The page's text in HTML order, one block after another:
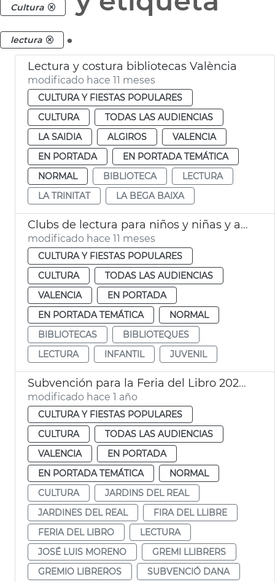
Cultura
lectura .
Lectura y costura bibliotecas València
modificado hace 11 meses
CULTURA Y FIESTAS POPULARES
CULTURA
TODAS LAS AUDIENCIAS
LA SAIDIA
ALGIROS
VALENCIA
EN PORTADA
EN PORTADA TEMÁTICA
NORMAL
BIBLIOTECA
LECTURA
LA TRINITAT
LA BEGA BAIXA
Clubs de lectura para niños y niñas y adolescentes València
modificado hace 11 meses
CULTURA Y FIESTAS POPULARES
CULTURA
TODAS LAS AUDIENCIAS
VALENCIA
EN PORTADA
EN PORTADA TEMÁTICA
NORMAL
BIBLIOTECAS
BIBLIOTEQUES
LECTURA
INFANTIL JUVENIL
Subvención para la Feria del Libro 2025 de 25.000€ en València
modificado hace 1 año
CULTURA Y FIESTAS POPULARES
CULTURA
TODAS LAS AUDIENCIAS
VALENCIA
EN PORTADA
EN PORTADA TEMÁTICA
NORMAL
CULTURA
JARDINS DEL REAL
JARDINES DEL REAL
FIRA DEL LLIBRE
FERIA DEL LIBRO
LECTURA
JOSÉ LUIS MORENO
GREMI LLIBRERS
GREMIO LIBREROS
SUBVENCIÓ DANA